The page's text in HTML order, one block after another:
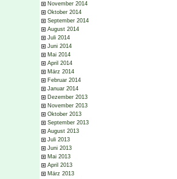
November 2014
Oktober 2014
September 2014
August 2014
Juli 2014
Juni 2014
Mai 2014
April 2014
März 2014
Februar 2014
Januar 2014
Dezember 2013
November 2013
Oktober 2013
September 2013
August 2013
Juli 2013
Juni 2013
Mai 2013
April 2013
März 2013